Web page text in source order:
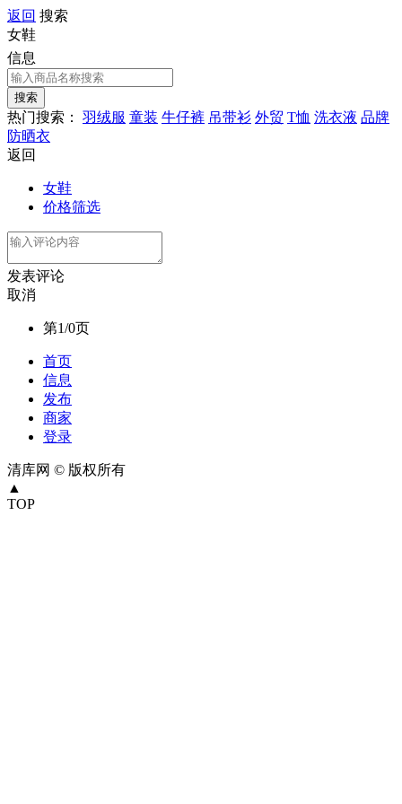
返回 搜索
女鞋
信息
热门搜索： 羽绒服 童装 牛仔裤 吊带衫 外贸 T恤 洗衣液 品牌
防晒衣
返回
女鞋
价格筛选
发表评论
取消
第1/0页
首页
信息
发布
商家
登录
清库网 © 版权所有
▲
TOP